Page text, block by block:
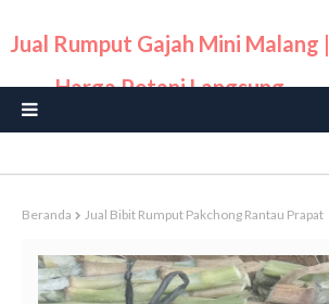
Jual Rumput Gajah Mini Malang |
Harga Petani Langsung
Beranda Jual Bibit Rumput Pakchong Rantau Prapat